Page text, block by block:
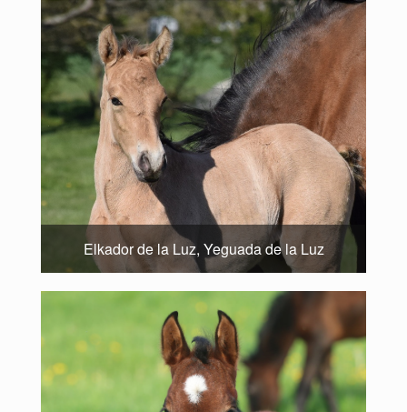
Elkador de la Luz, Yeguada de la Luz